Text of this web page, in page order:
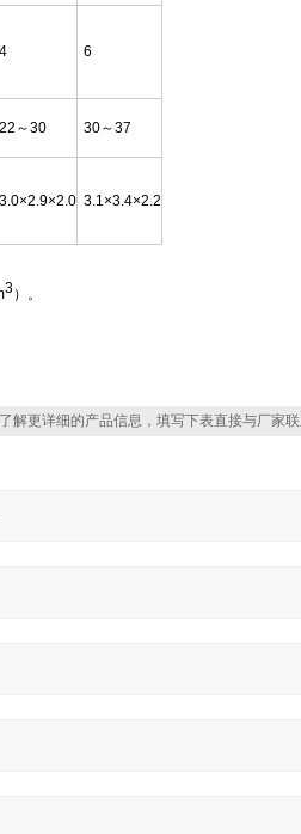
4 6
22～30 30～37
3.0×2.9×2.0 3.1×3.4×2.2
3）。
解更详细的产品信息，填写下表直接与厂家联